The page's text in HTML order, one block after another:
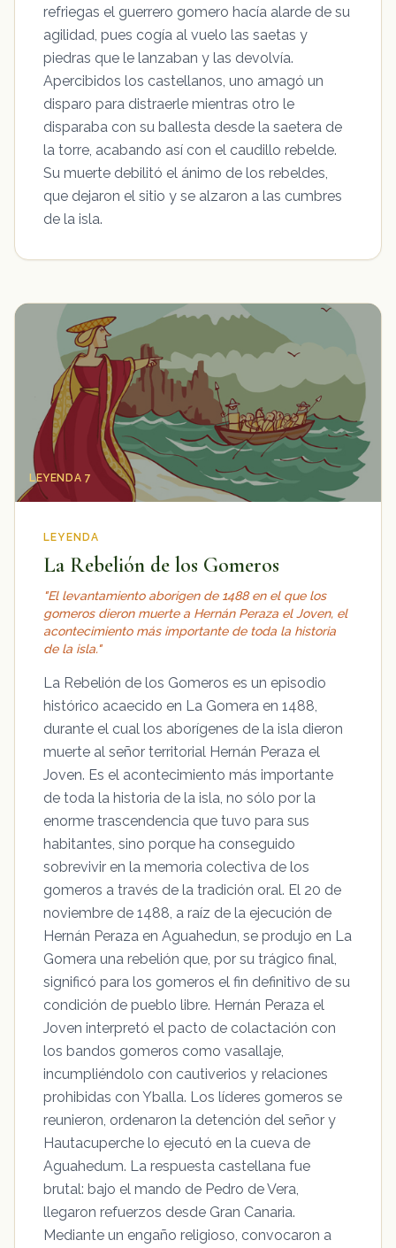
refriegas el guerrero gomero hacía alarde de su
agilidad, pues cogía al vuelo las saetas y
piedras que le lanzaban y las devolvía.
Apercibidos los castellanos, uno amagó un
disparo para distraerle mientras otro le
disparaba con su ballesta desde la saetera de
la torre, acabando así con el caudillo rebelde.
Su muerte debilitó el ánimo de los rebeldes,
que dejaron el sitio y se alzaron a las cumbres
de la isla.
LEYENDA 7
LEYENDA
La Rebelión de los Gomeros
"El levantamiento aborigen de 1488 en el que los
gomeros dieron muerte a Hernán Peraza el Joven, el
acontecimiento más importante de toda la historia
de la isla."
La Rebelión de los Gomeros es un episodio
histórico acaecido en La Gomera en 1488,
durante el cual los aborígenes de la isla dieron
muerte al señor territorial Hernán Peraza el
Joven. Es el acontecimiento más importante
de toda la historia de la isla, no sólo por la
enorme trascendencia que tuvo para sus
habitantes, sino porque ha conseguido
sobrevivir en la memoria colectiva de los
gomeros a través de la tradición oral. El 20 de
noviembre de 1488, a raíz de la ejecución de
Hernán Peraza en Aguahedun, se produjo en La
Gomera una rebelión que, por su trágico final,
significó para los gomeros el fin definitivo de su
condición de pueblo libre. Hernán Peraza el
Joven interpretó el pacto de colactación con
los bandos gomeros como vasallaje,
incumpliéndolo con cautiverios y relaciones
prohibidas con Yballa. Los líderes gomeros se
reunieron, ordenaron la detención del señor y
Hautacuperche lo ejecutó en la cueva de
Aguahedum. La respuesta castellana fue
brutal: bajo el mando de Pedro de Vera,
llegaron refuerzos desde Gran Canaria.
Mediante un engaño religioso, convocaron a